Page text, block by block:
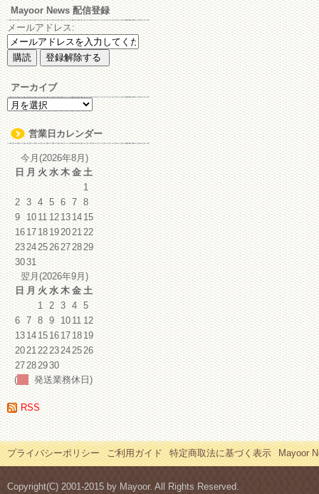
Mayoor News 配信登録
メールアドレス:
アーカイブ
ア
ー
カ
イ
ブ
営業日カレンダー
今月(2026年8月)
日 月 火 水 木 金 土
1
2 3 4 5 6 7 8
9 1011 12131415
16171819202122
23242526272829
3031
翌月(2026年9月)
日 月 火 水 木 金 土
1 2 3 4 5
6 7 8 9 1011 12
13141516171819
20212223242526
27282930
(
発送業務休日)
RSS
プライバシーポリシー ご利用ガイド 特定商取法に基づく表示 Mayoor
Copyright(C) 2001-2015 by Mayoor. All Rights Reserved.